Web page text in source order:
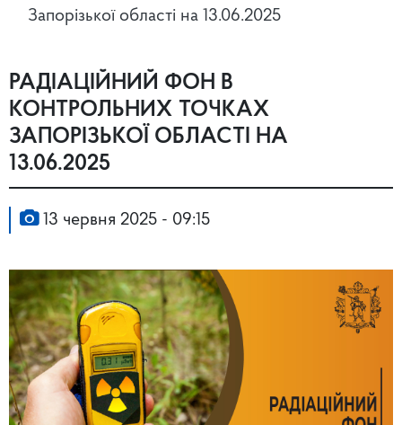
Запорізької області на 13.06.2025
РАДІАЦІЙНИЙ ФОН В
КОНТРОЛЬНИХ ТОЧКАХ
ЗАПОРІЗЬКОЇ ОБЛАСТІ НА
13.06.2025
13 червня 2025 - 09:15